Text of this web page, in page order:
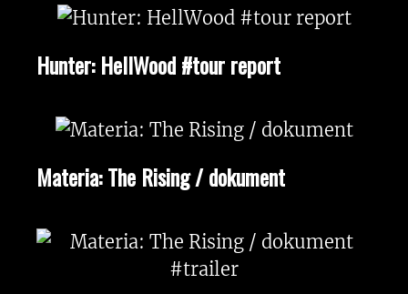
Hunter: HellWood #tour report
Materia: The Rising / dokument